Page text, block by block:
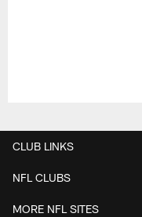
CLUB LINKS
NFL CLUBS
MORE NFL SITES